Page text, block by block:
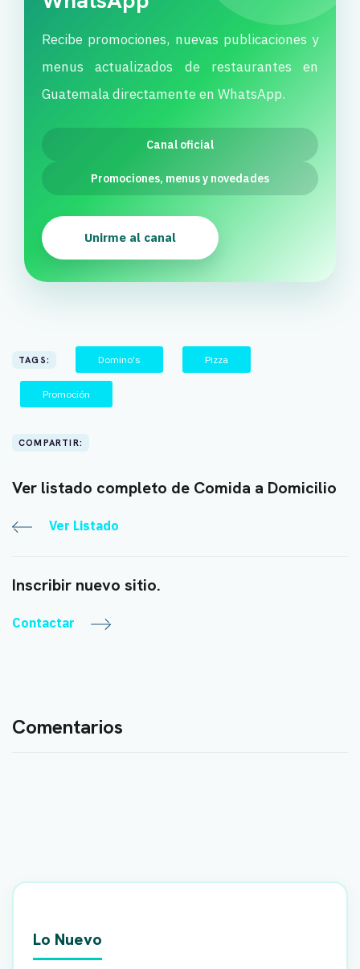
Recibe promociones, nuevas publicaciones y
menus actualizados de restaurantes en
Guatemala directamente en WhatsApp.
Canal oficial
Promociones, menus y novedades
Unirme al canal
TAGS: Domino's Pizza
Promoción
COMPARTIR:
Ver listado completo de Comida a Domicilio
Ver Listado
Inscribir nuevo sitio.
Contactar
Comentarios
Lo Nuevo